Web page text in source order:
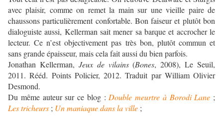
avec plaisir, comme on remet la main sur une vieille paire de
chaussons particulièrement confortable. Bon faiseur et plutôt bon
dialoguiste aussi, Kellerman sait mener sa barque et accrocher le
lecteur. Ce n’est objectivement pas très bon, plutôt commun et
sans grande épaisseur, mais cela fait aussi du bien parfois.
Jonathan Kellerman, Jeux de vilains(Bones, 2008), Le Seuil,
2011. Rééd. Points Policier, 2012. Traduit par William Olivier
Desmond.
Du même auteur sur ce blog : Double meurtre à Borodi Lane ;
Les tricheurs ; Un maniaque dans la ville ;